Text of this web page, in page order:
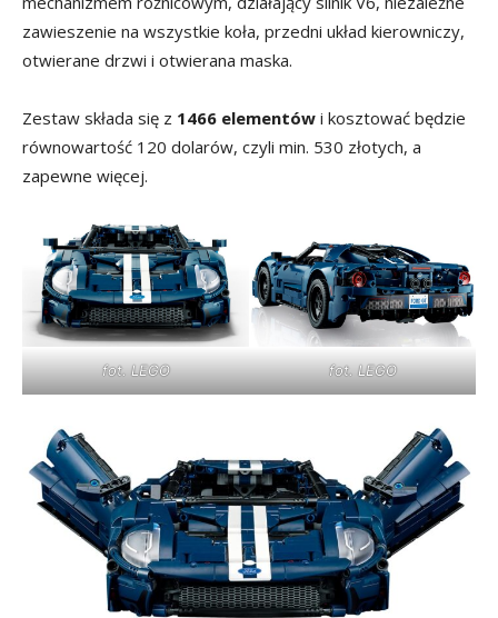
zawieszenie na wszystkie koła, przedni układ kierowniczy,
otwierane drzwi i otwierana maska.
Zestaw składa się z 1466 elementów i kosztować będzie
równowartość 120 dolarów, czyli min. 530 złotych, a
zapewne więcej.
fot. LEGO fot. LEGO